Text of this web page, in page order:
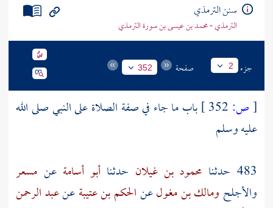
سنن الترمذي
الترمذي - محمد بن عيسى بن سورة الترمذي
جزء 2 صفحة 352
[ص:
باب ما جاء في صفة الصلاة على النبي صلى الله
عليه وسلم
483 حدثنا
محمود بن غيلان حدثنا أبو أسامةعن مسعر
والأجلح ومالك بن مغولعنالحكم بن عتيبةعنعبد الرحمن